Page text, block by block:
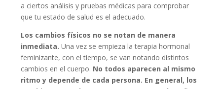
a ciertos análisis y pruebas médicas para comprobar
que tu estado de salud es el adecuado.
Los cambios físicos no se notan de manera
inmediata. Una vez se empieza la terapia hormonal
feminizante, con el tiempo, se van notando distintos
cambios en el cuerpo. No todos aparecen al mismo
ritmo y depende de cada persona. En general, los